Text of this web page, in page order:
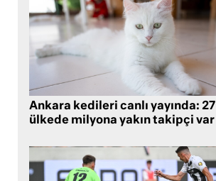
Ankara kedileri canlı yayında: 27
ülkede milyona yakın takipçi var